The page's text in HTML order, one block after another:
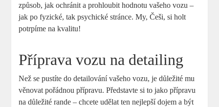
způsob, jak ochránit a prohloubit ‌hodnotu vašeho vozu –
jak po fyzické, tak psychické ‍stránce.‍ My, ​Češi, si holt
potrpíme na kvalitu!
Příprava vozu na detailing
Než‌ se pustíte do detailování vašeho vozu,‍ je důležité mu
věnovat pořádnou přípravu. Představte si to ⁤jako přípravu⁣
na důležité rande –⁢ chcete udělat ten nejlepší dojem a⁢ být